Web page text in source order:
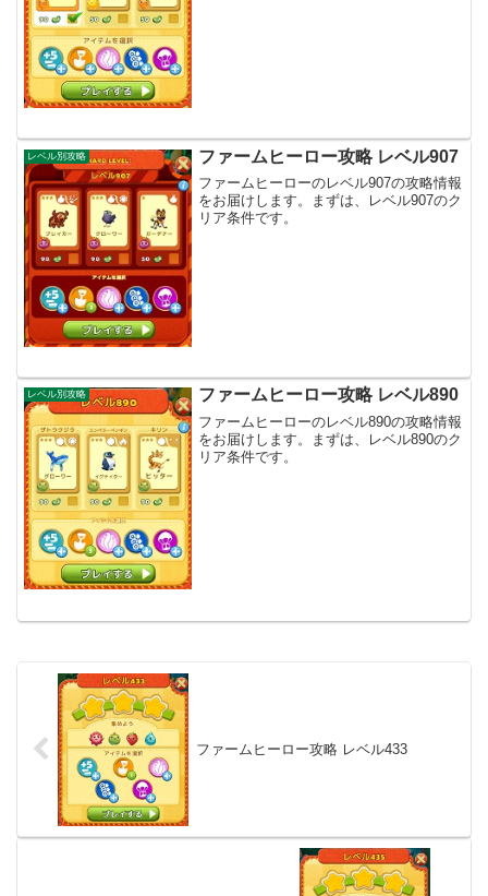
レベル別攻略 ファームヒーロー攻略 レベル907
ファームヒーローのレベル907の攻略情報
をお届けします。まずは、レベル907のク
リア条件です。
レベル別攻略 ファームヒーロー攻略 レベル890
ファームヒーローのレベル890の攻略情報
をお届けします。まずは、レベル890のク
リア条件です。
ファームヒーロー攻略 レベル433